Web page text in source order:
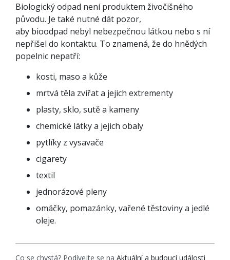
Biologický odpad není produktem živočišného
původu. Je také nutné dát pozor,
aby bioodpad nebyl nebezpečnou látkou nebo s ní
nepřišel do kontaktu. To znamená, že do hnědých
popelnic nepatří:
kosti, maso a kůže
mrtvá těla zvířat a jejich extrementy
plasty, sklo, sutě a kameny
chemické látky a jejich obaly
pytlíky z vysavače
cigarety
textil
jednorázové pleny
omáčky, pomazánky, vařené těstoviny a jedlé
oleje.
Co se chystá? Podívejte se na Aktuální a budoucí události